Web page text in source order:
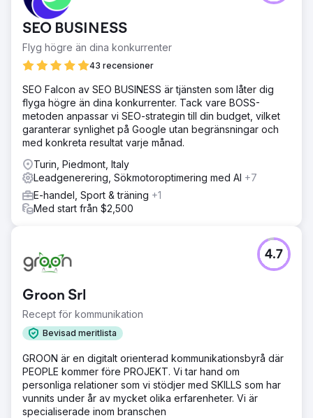
SEO BUSINESS
Flyg högre än dina konkurrenter
43 recensioner
SEO Falcon av SEO BUSINESS är tjänsten som låter dig
flyga högre än dina konkurrenter. Tack vare BOSS-
metoden anpassar vi SEO-strategin till din budget, vilket
garanterar synlighet på Google utan begränsningar och
med konkreta resultat varje månad.
Turin, Piedmont, Italy
Leadgenerering, Sökmotoroptimering med AI +7
E-handel, Sport & träning +1
Med start från $2,500
Groon Srl
Recept för kommunikation
Bevisad meritlista
4.7
GROON är en digitalt orienterad kommunikationsbyrå där
PEOPLE kommer före PROJEKT. Vi tar hand om
personliga relationer som vi stödjer med SKILLS som har
vunnits under år av mycket olika erfarenheter. Vi är
specialiserade inom branschen